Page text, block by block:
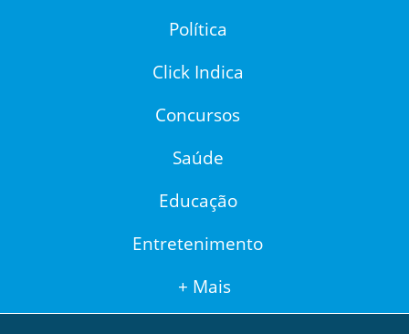
Política
Click Indica
Concursos
Saúde
Educação
Entretenimento
+ Mais